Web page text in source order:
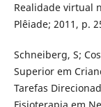
Realidade virtual
Plêiade; 2011, p.
Schneiberg, S;
Superior em
Tarefas